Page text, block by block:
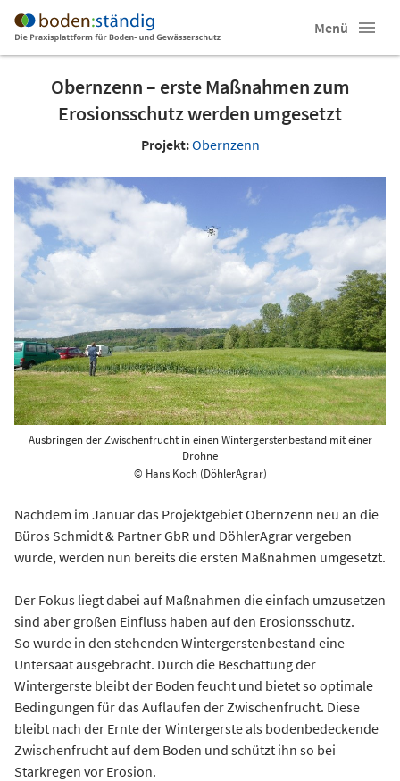
Menü
Obernzenn – erste Maßnahmen zum
Erosionsschutz werden umgesetzt
Projekt:Obernzenn
Ausbringen der Zwischenfrucht in einen Wintergerstenbestand mit einer
Drohne
© Hans Koch (DöhlerAgrar)
Nachdem im Januar das Projektgebiet Obernzenn neu an die
Büros Schmidt & Partner GbR und DöhlerAgrar vergeben
wurde, werden nun bereits die ersten Maßnahmen umgesetzt.
Der Fokus liegt dabei auf Maßnahmen die einfach umzusetzen
sind aber großen Einfluss haben auf den Erosionsschutz.
So wurde in den stehenden Wintergerstenbestand eine
Untersaat ausgebracht. Durch die Beschattung der
Wintergerste bleibt der Boden feucht und bietet so optimale
Bedingungen für das Auflaufen der Zwischenfrucht. Diese
bleibt nach der Ernte der Wintergerste als bodenbedeckende
Zwischenfrucht auf dem Boden und schützt ihn so bei
Starkregen vor Erosion.